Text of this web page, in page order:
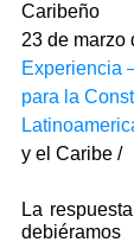
Caribeño
23 de marzo
Experiencia
para la
y el Caribe /
La